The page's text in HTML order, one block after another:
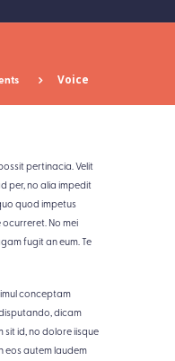
Voice
pertinacia. Velit
per, no alia impedit
quod impetus
No mei
fugit an eum. Te
conceptam
dicam
sit id, no dolore iisque
eos autem laudem